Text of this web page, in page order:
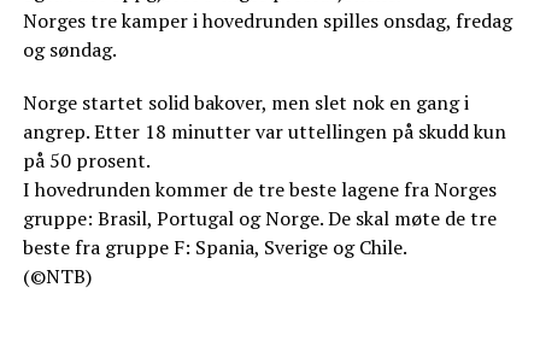
Norges tre kamper i hovedrunden spilles onsdag, fredag
og søndag.
Norge startet solid bakover, men slet nok en gang i
angrep. Etter 18 minutter var uttellingen på skudd kun
på 50 prosent.
I hovedrunden kommer de tre beste lagene fra Norges
gruppe: Brasil, Portugal og Norge. De skal møte de tre
beste fra gruppe F: Spania, Sverige og Chile.
(©NTB)